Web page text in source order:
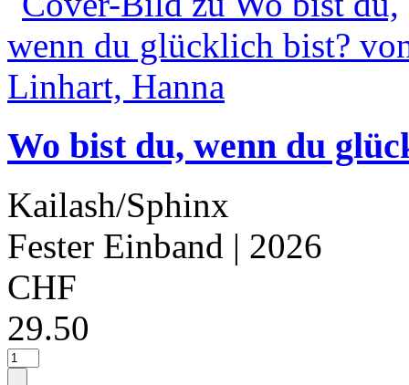
Wo bist du, wenn du
Kailash/Sphinx
Fester Einband | 2026
CHF
29.50